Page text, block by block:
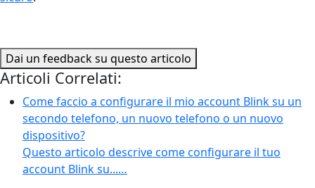
Dai un feedback su questo articolo
Articoli Correlati:
Come faccio a configurare il mio account Blink su un
secondo telefono, un nuovo telefono o un nuovo
dispositivo?
Questo articolo descrive come configurare il tuo
account Blink su...…